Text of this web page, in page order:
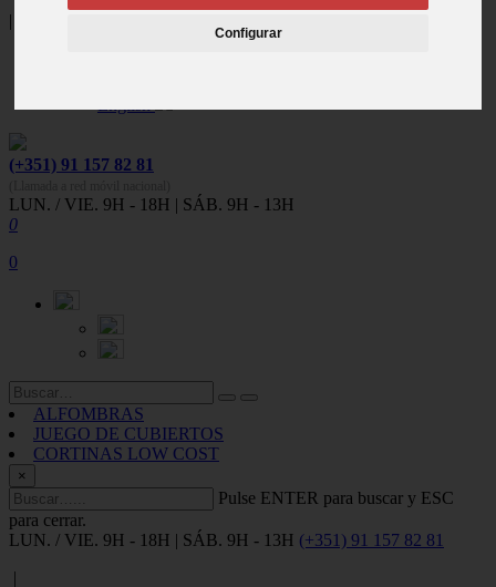
Configurar
|
(+351) 91 157 82 81
LUN. / VIE. 9H - 18H | SÁB. 9H - 13H
0
0
ALFOMBRAS
JUEGO DE CUBIERTOS
CORTINAS LOW COST
×
Pulse ENTER para buscar y ESC
para cerrar.
LUN. / VIE. 9H - 18H | SÁB. 9H - 13H (+351) 91 157 82 81
|